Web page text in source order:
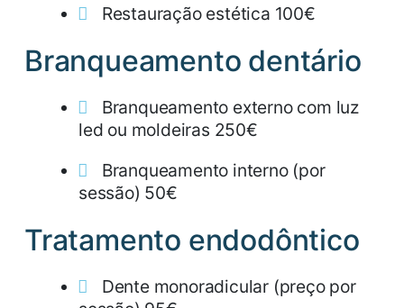
Restauração estética 100€
Branqueamento dentário
Branqueamento externo com luz
led ou moldeiras 250€
Branqueamento interno (por
sessão) 50€
Tratamento endodôntico
Dente monoradicular (preço por